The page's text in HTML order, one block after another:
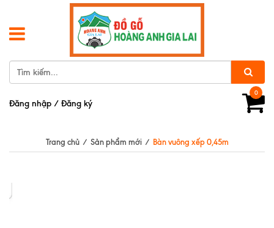
0
Đăng nhập / Đăng ký
Trang chủ / Sản phẩm mới / Bàn vuông xếp 0,45m